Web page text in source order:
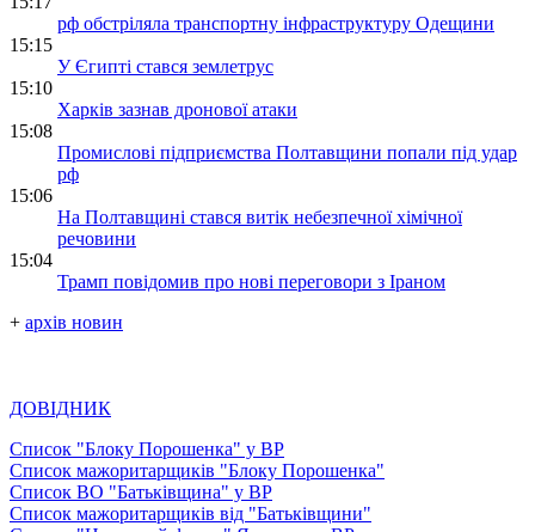
рф обстріляла транспортну інфраструктуру Одещини
15:15
У Єгипті стався землетрус
15:10
Харків зазнав дронової атаки
15:08
Промислові підприємства Полтавщини попали під удар
рф
15:06
На Полтавщині стався витік небезпечної хімічної
речовини
15:04
Трамп повідомив про нові переговори з Іраном
+ архів новин
ДОВІДНИК
Список "Блоку Порошенка" у ВР
Список мажоритарщиків "Блоку Порошенка"
Список ВО "Батьківщина" у ВР
Список мажоритарщиків від "Батьківщини"